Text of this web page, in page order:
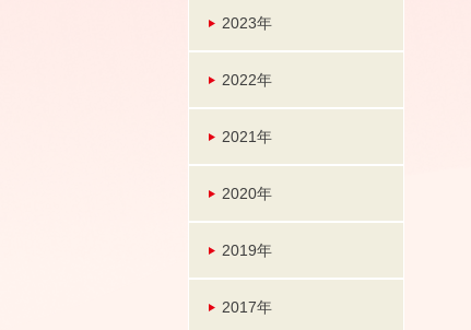
2023年
2022年
2021年
2020年
2019年
2017年